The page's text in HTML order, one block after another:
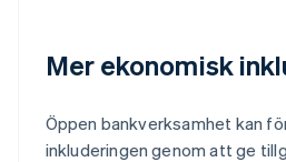
Mer ekonomisk
Öppen bankverksamhet kan
inkluderingen genom att ge